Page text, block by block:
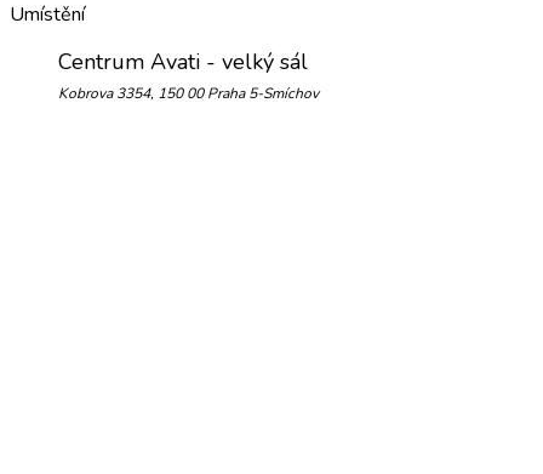
Umístění
Centrum Avati - velký sál
Kobrova 3354, 150 00 Praha 5-Smíchov